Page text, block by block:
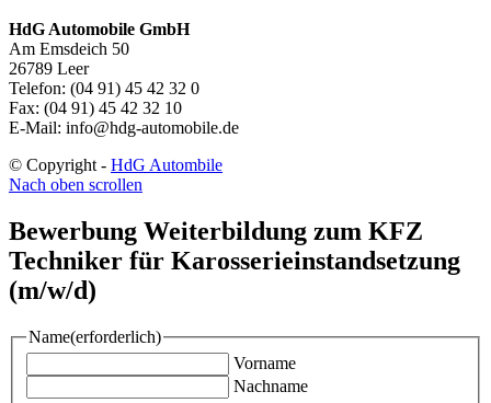
HdG Automobile GmbH
Am Emsdeich 50
26789 Leer
Telefon: (04 91) 45 42 32 0
Fax: (04 91) 45 42 32 10
E-Mail: info@hdg-automobile.de
© Copyright - HdG Autombile
Nach oben scrollen
Bewerbung Weiterbildung zum KFZ
Techniker für Karosserieinstandsetzung
(m/w/d)
Name(erforderlich)
Vorname
Nachname